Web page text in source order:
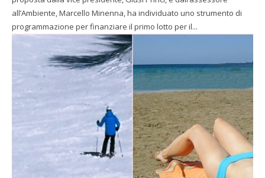
all’Ambiente, Marcello Minenna, ha individuato uno strumento di
programmazione per finanziare il primo lotto per il...